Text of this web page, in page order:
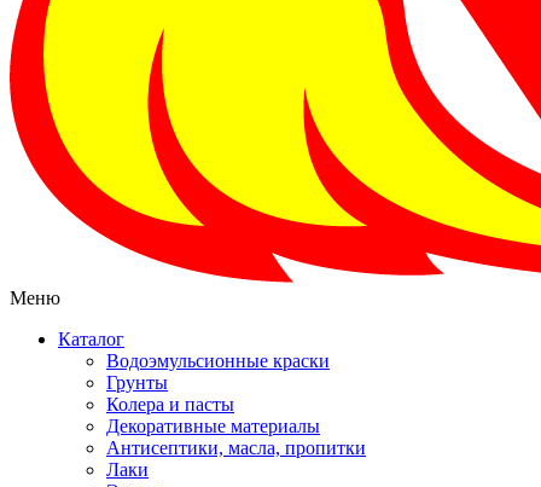
Меню
Каталог
Водоэмульсионные краски
Грунты
Колера и пасты
Декоративные материалы
Антисептики, масла, пропитки
Лаки